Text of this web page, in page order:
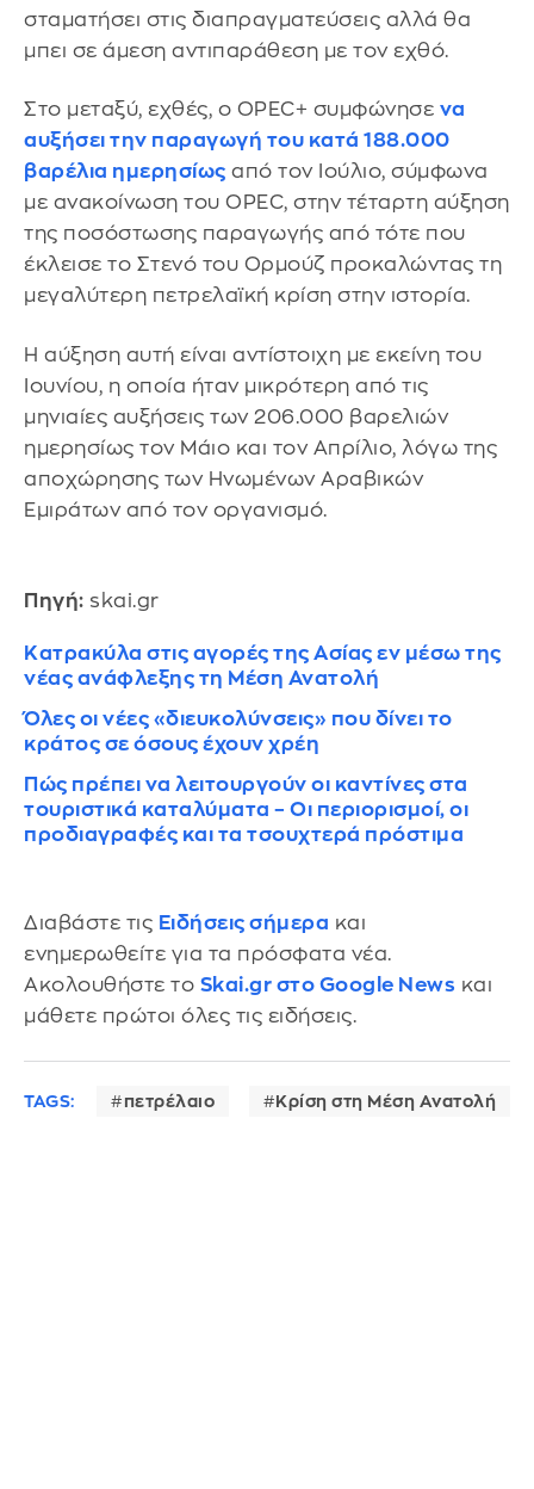
σταματήσει στις διαπραγματεύσεις αλλά θα
μπει σε άμεση αντιπαράθεση με τον εχθό.
Στο μεταξύ, εχθές, ο OPEC+ συμφώνησε να
αυξήσει την παραγωγή του κατά 188.000
βαρέλια ημερησίως από τον Ιούλιο, σύμφωνα
με ανακοίνωση του OPEC, στην τέταρτη αύξηση
της ποσόστωσης παραγωγής από τότε που
έκλεισε το Στενό του Ορμούζ προκαλώντας τη
μεγαλύτερη πετρελαϊκή κρίση στην ιστορία.
Η αύξηση αυτή είναι αντίστοιχη με εκείνη του
Ιουνίου, η οποία ήταν μικρότερη από τις
μηνιαίες αυξήσεις των 206.000 βαρελιών
ημερησίως τον Μάιο και τον Απρίλιο, λόγω της
αποχώρησης των Ηνωμένων Αραβικών
Εμιράτων από τον οργανισμό.
Πηγή: skai.gr
Κατρακύλα στις αγορές της Ασίας εν μέσω της
νέας ανάφλεξης τη Μέση Ανατολή
Όλες οι νέες «διευκολύνσεις» που δίνει το
κράτος σε όσους έχουν χρέη
Πώς πρέπει να λειτουργούν οι καντίνες στα
τουριστικά καταλύματα – Οι περιορισμοί, οι
προδιαγραφές και τα τσουχτερά πρόστιμα
Διαβάστε τις Ειδήσεις σήμερα και
ενημερωθείτε για τα πρόσφατα νέα.
Ακολουθήστε το Skai.gr στο Google News και
μάθετε πρώτοι όλες τις ειδήσεις.
TAGS: πετρέλαιο Κρίση στη Μέση Ανατολή